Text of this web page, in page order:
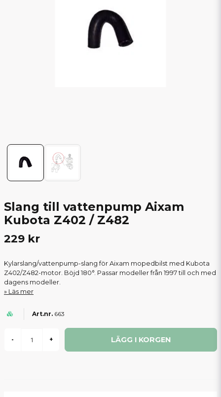
Slang till vattenpump Aixam
Kubota Z402 / Z482
229 kr
Kylarslang/vattenpump-slang för Aixam mopedbilst med Kubota
Z402/Z482-motor. Böjd 180°. Passar modeller från 1997 till och med
dagens modeller.
Läs mer
663
- + LÄGG I KORGEN